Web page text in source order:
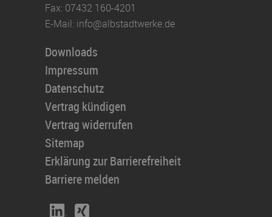
Fax: 07432 160-4201
E-Mail: info@albstadtwerke.de
Downloads
Impressum
Datenschutz
Vertrag kündigen
Vertrag widerrufen
Sitemap
Erklärung zur Barrierefreiheit
Barriere melden